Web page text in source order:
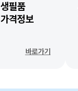
생필품
가격정보
바로가기